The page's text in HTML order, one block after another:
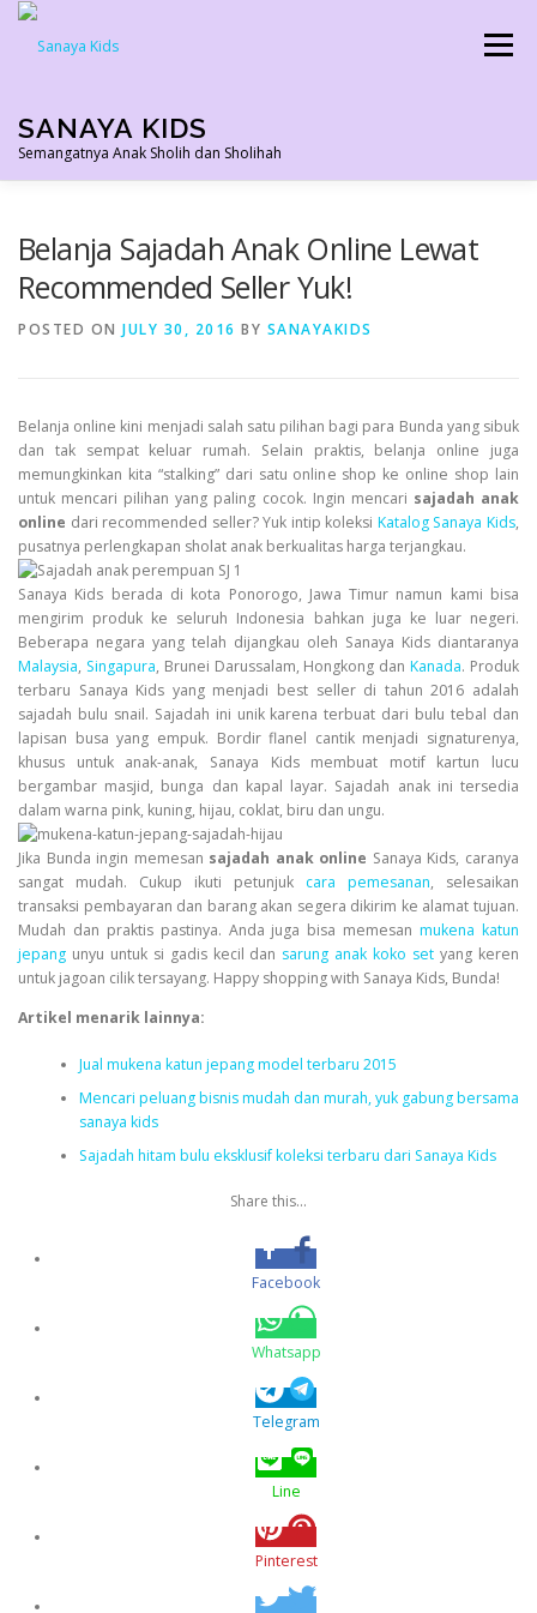
Skip
content
SANAYA KIDS
Semangatnya Anak Sholih dan Sholihah
Menu
Belanja Sajadah Anak Online Lewat
Recommended Seller Yuk!
POSTED ON JULY 30, 2016 BY SANAYAKIDS
Belanja online kini menjadi salah satu pilihan bagi para Bunda yang sibuk
dan tak sempat keluar rumah. Selain praktis, belanja online juga
memungkinkan kita “stalking” dari satu online shop ke online shop lain
untuk mencari pilihan yang paling cocok. Ingin mencari sajadah anak
online dari recommended seller? Yuk intip koleksi Katalog Sanaya Kids,
pusatnya perlengkapan sholat anak berkualitas harga terjangkau.
Sanaya Kids berada di kota Ponorogo, Jawa Timur namun kami bisa
mengirim produk ke seluruh Indonesia bahkan juga ke luar negeri.
Beberapa negara yang telah dijangkau oleh Sanaya Kids diantaranya
Malaysia, Singapura, Brunei Darussalam, Hongkong danKanada. Produk
terbaru Sanaya Kids yang menjadi best seller di tahun 2016 adalah
sajadah bulu snail. Sajadah ini unik karena terbuat dari bulu tebal dan
lapisan busa yang empuk. Bordir flanel cantik menjadi signaturenya,
khusus untuk anak-anak, Sanaya Kids membuat motif kartun lucu
bergambar masjid, bunga dan kapal layar. Sajadah anak ini tersedia
dalam warna pink, kuning, hijau, coklat, biru dan ungu.
Jika Bunda ingin memesan sajadah anak online Sanaya Kids, caranya
sangat mudah. Cukup ikuti petunjuk cara pemesanan, selesaikan
transaksi pembayaran dan barang akan segera dikirim ke alamat tujuan.
Mudah dan praktis pastinya. Anda juga bisa memesanmukena katun
jepang unyu untuk si gadis kecil dan sarung anak koko set yang keren
untuk jagoan cilik tersayang. Happy shopping with Sanaya Kids, Bunda!
Artikel menarik lainnya:
Jual mukena katun jepang model terbaru 2015
Mencari peluang bisnis mudah dan murah, yuk gabung bersama
sanaya kids
Sajadah hitam bulu eksklusif koleksi terbaru dari Sanaya Kids
Share this...
Facebook
Whatsapp
Telegram
Line
Pinterest